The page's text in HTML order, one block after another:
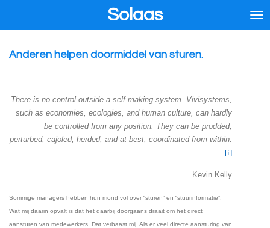
de
Solaas
Anderen helpen doormiddel van sturen.
There is no control outside a self-making system. Vivisystems,
such as economies, ecologies, and human culture, can hardly
be controlled from any position. They can be prodded,
perturbed, cajoled, herded, and at best, coordinated from within.
[i]
Kevin Kelly
Sommige managers hebben hun mond vol over “sturen” en “stuurinformatie”.
Wat mij daarin opvalt is dat het daarbij doorgaans draait om het direct
aansturen van medewerkers. Dat verbaast mij. Als er veel directe aansturing van